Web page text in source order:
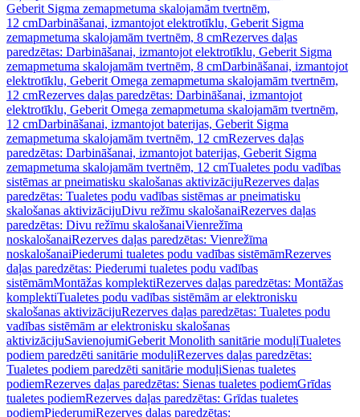
Geberit Sigma zemapmetuma skalojamām tvertnēm,
12 cmDarbināšanai, izmantojot elektrotīklu, Geberit Sigma
zemapmetuma skalojamām tvertnēm, 8 cmRezerves daļas
paredzētas: Darbināšanai, izmantojot elektrotīklu, Geberit Sigma
zemapmetuma skalojamām tvertnēm, 8 cmDarbināšanai, izmantojot
elektrotīklu, Geberit Omega zemapmetuma skalojamām tvertnēm,
12 cmRezerves daļas paredzētas: Darbināšanai, izmantojot
elektrotīklu, Geberit Omega zemapmetuma skalojamām tvertnēm,
12 cmDarbināšanai, izmantojot baterijas, Geberit Sigma
zemapmetuma skalojamām tvertnēm, 12 cmRezerves daļas
paredzētas: Darbināšanai, izmantojot baterijas, Geberit Sigma
zemapmetuma skalojamām tvertnēm, 12 cmTualetes podu vadības
sistēmas ar pneimatisku skalošanas aktivizācijuRezerves daļas
paredzētas: Tualetes podu vadības sistēmas ar pneimatisku
skalošanas aktivizācijuDivu režīmu skalošanaiRezerves daļas
paredzētas: Divu režīmu skalošanaiVienrežīma
noskalošanaiRezerves daļas paredzētas: Vienrežīma
noskalošanaiPiederumi tualetes podu vadības sistēmāmRezerves
daļas paredzētas: Piederumi tualetes podu vadības
sistēmāmMontāžas komplektiRezerves daļas paredzētas: Montāžas
komplektiTualetes podu vadības sistēmām ar elektronisku
skalošanas aktivizācijuRezerves daļas paredzētas: Tualetes podu
vadības sistēmām ar elektronisku skalošanas
aktivizācijuSavienojumiGeberit Monolith sanitārie moduļiTualetes
podiem paredzēti sanitārie moduļiRezerves daļas paredzētas:
Tualetes podiem paredzēti sanitārie moduļiSienas tualetes
podiemRezerves daļas paredzētas: Sienas tualetes podiemGrīdas
tualetes podiemRezerves daļas paredzētas: Grīdas tualetes
podiemPiederumiRezerves daļas paredzētas: